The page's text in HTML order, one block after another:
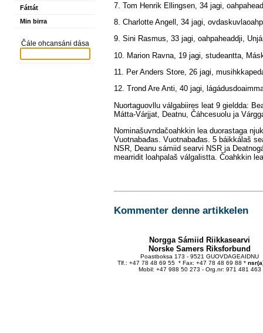
Fáttát
Min birra
Čále ohcansáni dása
7. Tom Henrik Ellingsen, 34 jagi,
8. Charlotte Angell, 34 jagi,
9. Sini Rasmus, 33 jagi, oahpaheaddji,
10. Marion Ravna, 19 jagi, studeantta,
11. Per Anders Store, 26 jagi,
12. Trond Are Anti, 40 jagi,
Nuortaguovllu válgabiires leat 9 gieldda:
Mátta-Várjjat, Deatnu, Čáhcesuolu ja
Nominašuvndačoahkkin lea duorastaga
Vuotnabađas. Vuotnabađas. 5 báikkálaš
NSR, Deanu sámiid searvi NSR ja
mearridit loahpalaš válgalistta. Čoahkkin
Kommenter denne artikkelen
Norgga Sámiid Riikkasearvi
Norske Samers Riksforbund
Poastboksa 173 - 9521 GUOVDAGEAIDNU
Tlf.: +47 78 48 69 55 * Fax: +47 78 48 69 88 *
Mobil: +47 988 50 273 - Org.nr: 971 481 463